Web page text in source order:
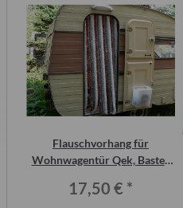
Flauschvorhang für
Wohnwagentür Qek, Bastei,
17,50 € *